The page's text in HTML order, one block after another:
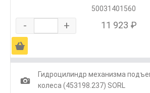
50031401560
- + 11 923 ₽
Ä
1
Гидроцилиндр механизма
колеса (453198.237) SORL